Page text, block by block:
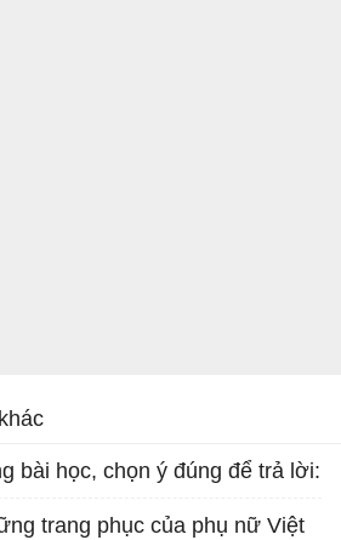
bài học, chọn ý đúng để trả lời:
trang phục của phụ nữ Việt